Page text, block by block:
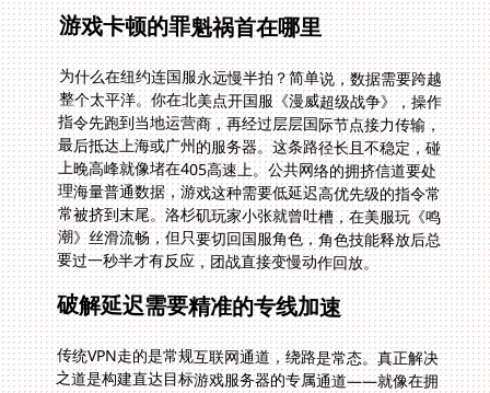
游戏卡顿的罪魁祸首在哪里
为什么在纽约连国服永远慢半拍？简单说，数据需要跨越
整个太平洋。你在北美点开国服《漫威超级战争》，操作
指令先跑到当地运营商，再经过层层国际节点接力传输，
最后抵达上海或广州的服务器。这条路径长且不稳定，碰
上晚高峰就像堵在405高速上。公共网络的拥挤信道要处
理海量普通数据，游戏这种需要低延迟高优先级的指令常
常被挤到末尾。洛杉矶玩家小张就曾吐槽，在美服玩《鸣
潮》丝滑流畅，但只要切回国服角色，角色技能释放后总
要过一秒半才有反应，团战直接变慢动作回放。
破解延迟需要精准的专线加速
传统VPN走的是常规互联网通道，绕路是常态。真正解决
之道是构建直达目标游戏服务器的专属通道——就像在拥
堵车流中开辟一条仅限你通过的VIP车道。优秀的加速器
能将你洛杉矶公寓里发出的每一个指令，通过加密专线直
送深圳服务器机房，丢包率降至1%以内，延迟稳定在
100ms附近。当你从西雅图登录国服《公主连结：Re》
参加公会战时，不再需要担心因为卡顿错过关键的技能组